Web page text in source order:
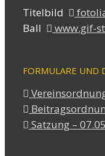
Titelbild
Ball
www.gif-
FORMULARE UND
Satzung –